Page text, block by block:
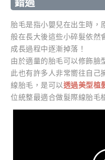
胎毛是指小嬰兒在出生時，
般在長大後這些小碎髮依然
成長過程中逐漸掉落！
由於適量的胎毛可以修飾臉
此也有許多人非常嚮往自己
線胎毛，是可以透過美型植
位統整最適合做髮際線胎毛